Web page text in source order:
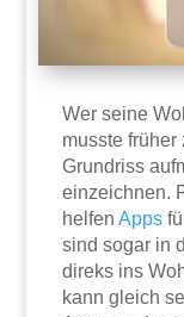
Wer seine
musste früher
Grundriss
einzeichnen.
helfenApps
sind sogar in
direks ins
kann gleich